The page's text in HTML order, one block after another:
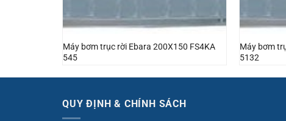
Máy bơm trục rời Ebara 200X150 FS4KA
545
Máy bơm
5132
QUY ĐỊNH & CHÍNH SÁCH